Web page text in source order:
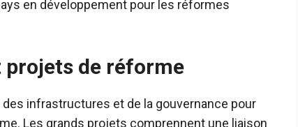
en développement pour les réformes
de réforme
infrastructures et de la gouvernance pour
Les grands projets comprennent une liaison